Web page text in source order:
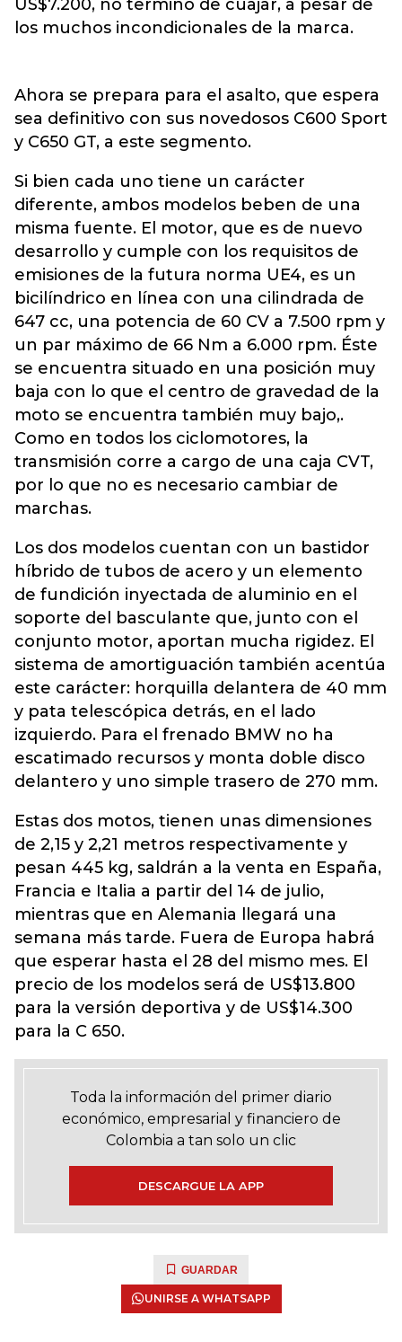
US$7.200, no terminó de cuajar, a pesar de
los muchos incondicionales de la marca.
Ahora se prepara para el asalto, que espera
sea definitivo con sus novedosos C600 Sport
y C650 GT, a este segmento.
Si bien cada uno tiene un carácter
diferente, ambos modelos beben de una
misma fuente. El motor, que es de nuevo
desarrollo y cumple con los requisitos de
emisiones de la futura norma UE4, es un
bicilíndrico en línea con una cilindrada de
647 cc, una potencia de 60 CV a 7.500 rpm y
un par máximo de 66 Nm a 6.000 rpm. Éste
se encuentra situado en una posición muy
baja con lo que el centro de gravedad de la
moto se encuentra también muy bajo,.
Como en todos los ciclomotores, la
transmisión corre a cargo de una caja CVT,
por lo que no es necesario cambiar de
marchas.
Los dos modelos cuentan con un bastidor
híbrido de tubos de acero y un elemento
de fundición inyectada de aluminio en el
soporte del basculante que, junto con el
conjunto motor, aportan mucha rigidez. El
sistema de amortiguación también acentúa
este carácter: horquilla delantera de 40 mm
y pata telescópica detrás, en el lado
izquierdo. Para el frenado BMW no ha
escatimado recursos y monta doble disco
delantero y uno simple trasero de 270 mm.
Estas dos motos, tienen unas dimensiones
de 2,15 y 2,21 metros respectivamente y
pesan 445 kg, saldrán a la venta en España,
Francia e Italia a partir del 14 de julio,
mientras que en Alemania llegará una
semana más tarde. Fuera de Europa habrá
que esperar hasta el 28 del mismo mes. El
precio de los modelos será de US$13.800
para la versión deportiva y de US$14.300
para la C 650.
Toda la información del primer diario
económico, empresarial y financiero de
Colombia a tan solo un clic
DESCARGUE LA APP
GUARDAR
UNIRSE A WHATSAPP